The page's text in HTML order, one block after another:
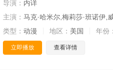
导演： 内详
主演： 马克·哈米尔,梅莉莎·班诺伊,
类型： 动漫 地区： 美国 年份：
立即播放 查看详情